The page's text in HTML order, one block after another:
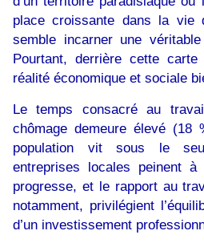
place croissante dans la vie
semble incarner une véritable
Pourtant, derrière cette
réalité économique et sociale
Le temps consacré au
chômage demeure élevé (18
population vit sous le
entreprises locales peinent à
progresse, et le rapport au
notamment, privilégient
d’un investissement